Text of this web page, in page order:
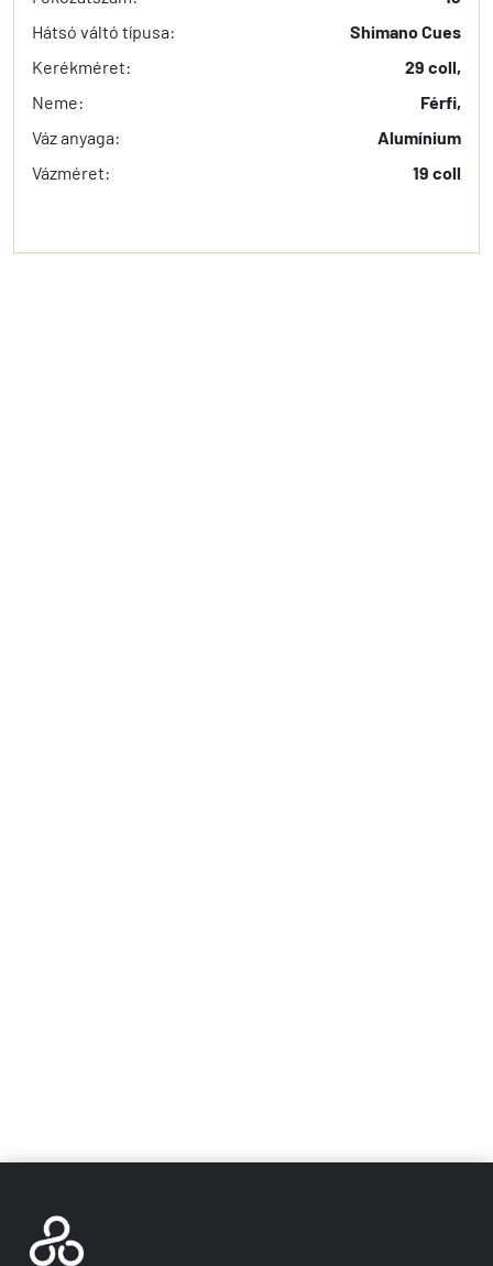
Hátsó váltó típusa:
Shimano Cues
Kerékméret:
29 coll,
Neme:
Férfi,
Váz anyaga:
Alumínium
Vázméret:
19 coll